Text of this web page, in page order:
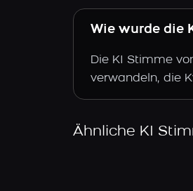
Wie wurde die
Die KI Stimme
verwandeln, die
Ähnliche KI